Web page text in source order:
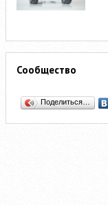
Сообщество
Поделиться…